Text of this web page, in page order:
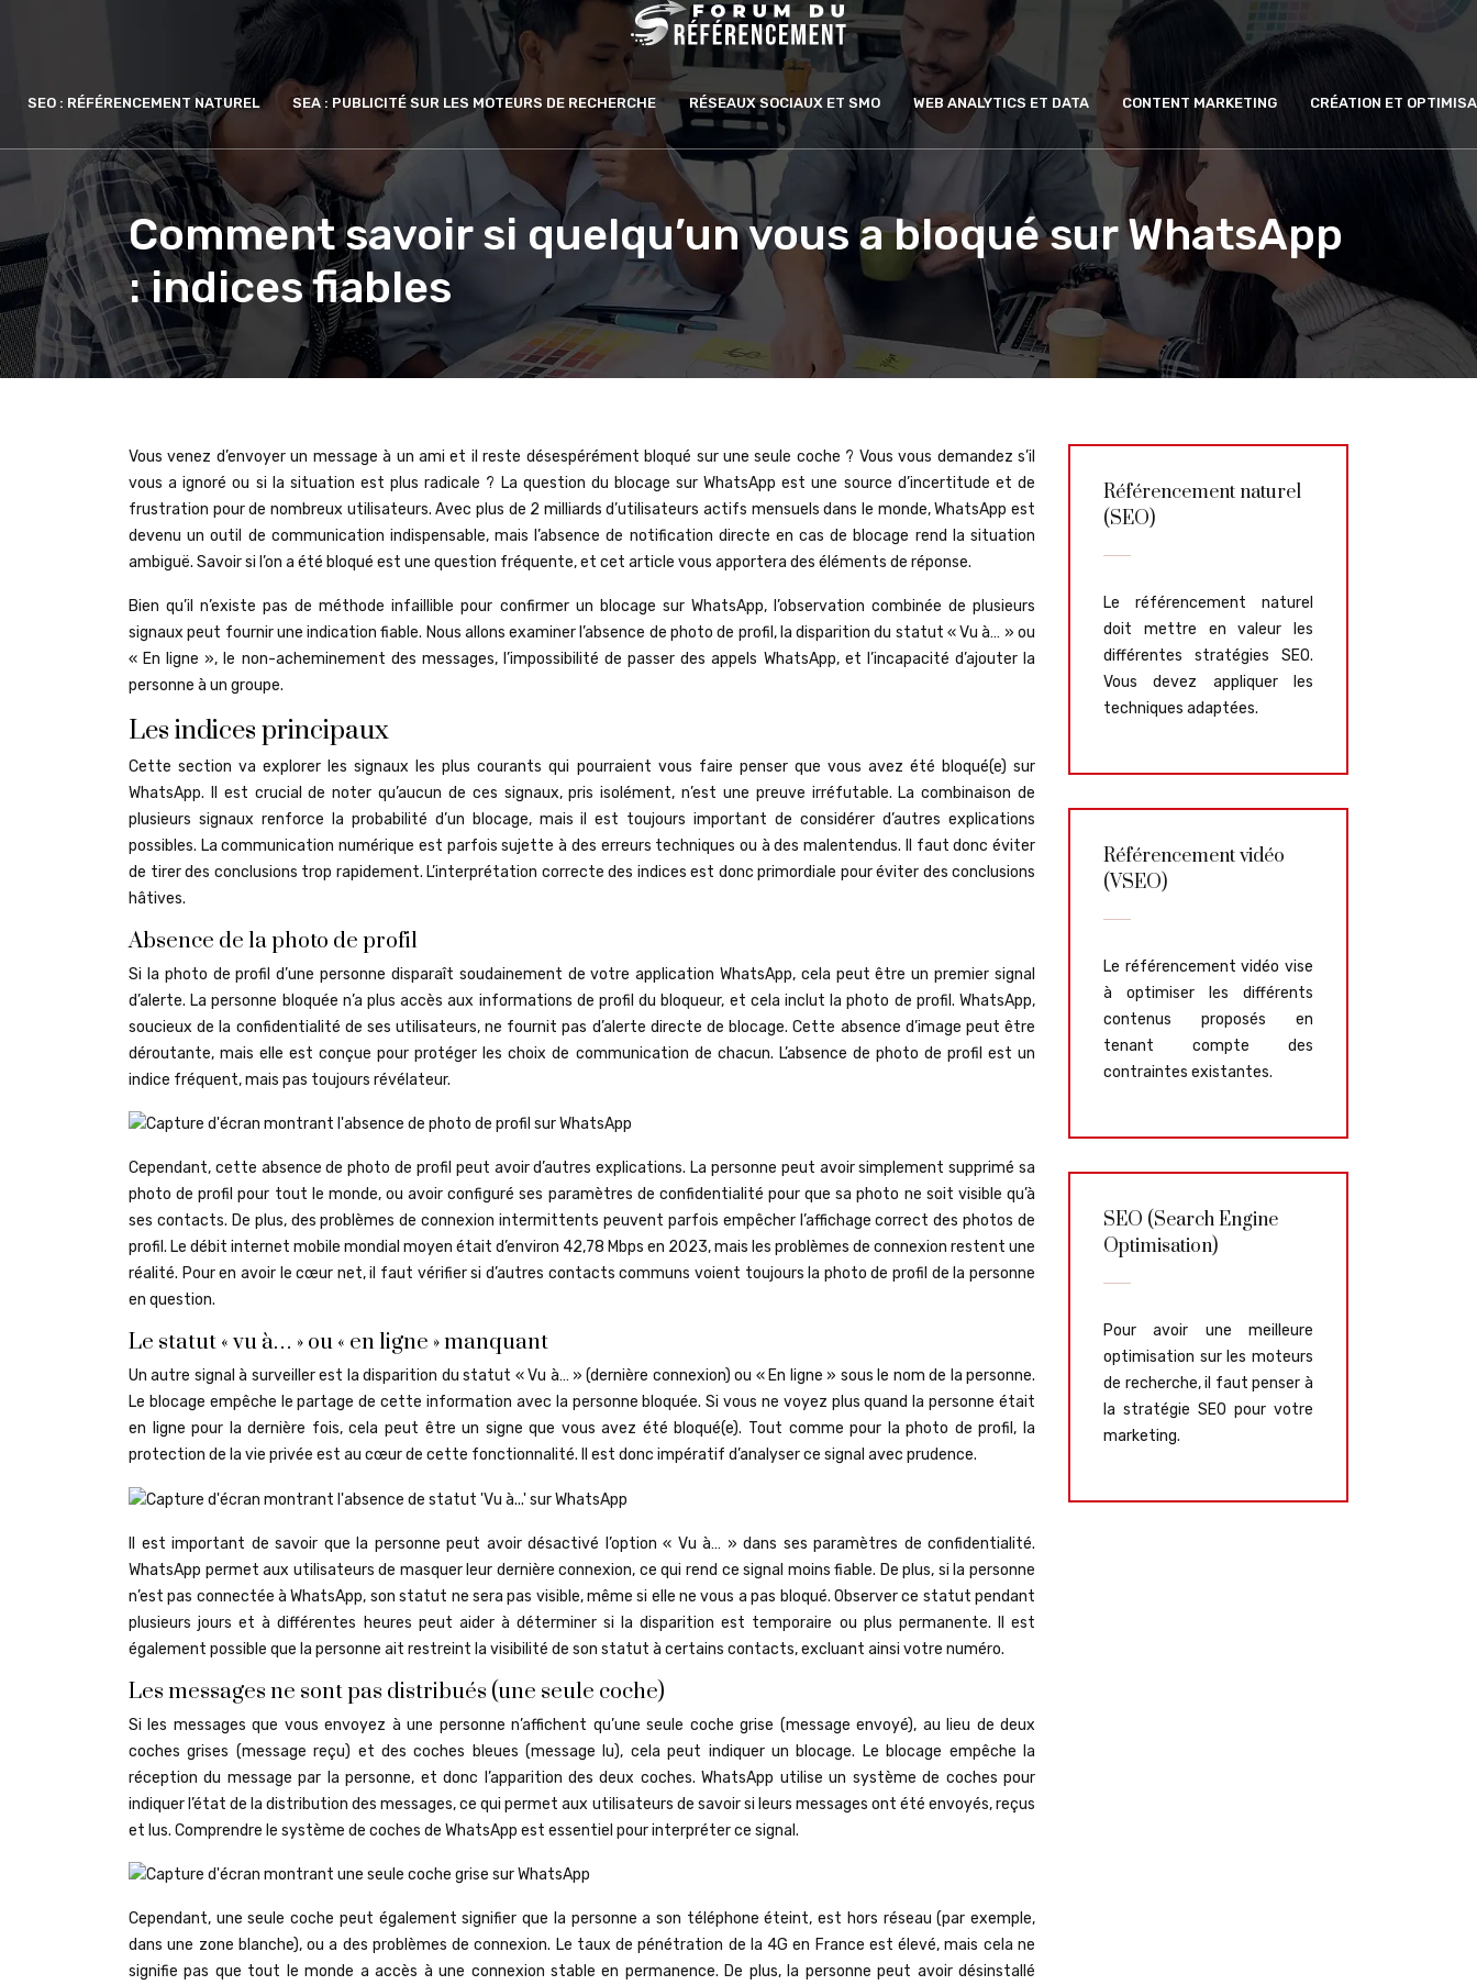
SEO : RÉFÉRENCEMENT NATUREL SEA : PUBLICITÉ SUR LES MOTEURS DE RECHERCHE RÉSEAUX SOCIAUX ET SMO WEB ANALYTICS ET DATA CONTENT MARKETING CRÉATION ET
Comment savoir si quelqu’un vous a bloqué sur WhatsApp
: indices fiables
Vous venez d’envoyer un message à un ami et il reste désespérément bloqué sur une seule coche ? Vous vous demandez s’il
vous a ignoré ou si la situation est plus radicale ? La question du blocage sur WhatsApp est une source d’incertitude et de
frustration pour de nombreux utilisateurs. Avec plus de 2 milliards d’utilisateurs actifs mensuels dans le monde, WhatsApp est
devenu un outil de communication indispensable, mais l’absence de notification directe en cas de blocage rend la situation
ambiguë. Savoir si l’on a été bloqué est une question fréquente, et cet article vous apportera des éléments de réponse.
Bien qu’il n’existe pas de méthode infaillible pour confirmer un blocage sur WhatsApp, l’observation combinée de plusieurs
signaux peut fournir une indication fiable. Nous allons examiner l’absence de photo de profil, la disparition du statut « Vu à… » ou
« En ligne », le non-acheminement des messages, l’impossibilité de passer des appels WhatsApp, et l’incapacité d’ajouter la
personne à un groupe.
Les indices principaux
Cette section va explorer les signaux les plus courants qui pourraient vous faire penser que vous avez été bloqué(e) sur
WhatsApp. Il est crucial de noter qu’aucun de ces signaux, pris isolément, n’est une preuve irréfutable. La combinaison de
plusieurs signaux renforce la probabilité d’un blocage, mais il est toujours important de considérer d’autres explications
possibles. La communication numérique est parfois sujette à des erreurs techniques ou à des malentendus. Il faut donc éviter
de tirer des conclusions trop rapidement. L’interprétation correcte des indices est donc primordiale pour éviter des conclusions
hâtives.
Absence de la photo de profil
Si la photo de profil d’une personne disparaît soudainement de votre application WhatsApp, cela peut être un premier signal
d’alerte. La personne bloquée n’a plus accès aux informations de profil du bloqueur, et cela inclut la photo de profil. WhatsApp,
soucieux de la confidentialité de ses utilisateurs, ne fournit pas d’alerte directe de blocage. Cette absence d’image peut être
déroutante, mais elle est conçue pour protéger les choix de communication de chacun. L’absence de photo de profil est un
indice fréquent, mais pas toujours révélateur.
Cependant, cette absence de photo de profil peut avoir d’autres explications. La personne peut avoir simplement supprimé sa
photo de profil pour tout le monde, ou avoir configuré ses paramètres de confidentialité pour que sa photo ne soit visible qu’à
ses contacts. De plus, des problèmes de connexion intermittents peuvent parfois empêcher l’affichage correct des photos de
profil. Le débit internet mobile mondial moyen était d’environ 42,78 Mbps en 2023, mais les problèmes de connexion restent une
réalité. Pour en avoir le cœur net, il faut vérifier si d’autres contacts communs voient toujours la photo de profil de la personne
en question.
Le statut « vu à… » ou « en ligne » manquant
Un autre signal à surveiller est la disparition du statut « Vu à… » (dernière connexion) ou « En ligne » sous le nom de la personne.
Le blocage empêche le partage de cette information avec la personne bloquée. Si vous ne voyez plus quand la personne était
en ligne pour la dernière fois, cela peut être un signe que vous avez été bloqué(e). Tout comme pour la photo de profil, la
protection de la vie privée est au cœur de cette fonctionnalité. Il est donc impératif d’analyser ce signal avec prudence.
Il est important de savoir que la personne peut avoir désactivé l’option « Vu à… » dans ses paramètres de confidentialité.
WhatsApp permet aux utilisateurs de masquer leur dernière connexion, ce qui rend ce signal moins fiable. De plus, si la personne
n’est pas connectée à WhatsApp, son statut ne sera pas visible, même si elle ne vous a pas bloqué. Observer ce statut pendant
plusieurs jours et à différentes heures peut aider à déterminer si la disparition est temporaire ou plus permanente. Il est
également possible que la personne ait restreint la visibilité de son statut à certains contacts, excluant ainsi votre numéro.
Les messages ne sont pas distribués (une seule coche)
Si les messages que vous envoyez à une personne n’affichent qu’une seule coche grise (message envoyé), au lieu de deux
coches grises (message reçu) et des coches bleues (message lu), cela peut indiquer un blocage. Le blocage empêche la
réception du message par la personne, et donc l’apparition des deux coches. WhatsApp utilise un système de coches pour
indiquer l’état de la distribution des messages, ce qui permet aux utilisateurs de savoir si leurs messages ont été envoyés, reçus
et lus. Comprendre le système de coches de WhatsApp est essentiel pour interpréter ce signal.
Cependant, une seule coche peut également signifier que la personne a son téléphone éteint, est hors réseau (par exemple,
dans une zone blanche), ou a des problèmes de connexion. Le taux de pénétration de la 4G en France est élevé, mais cela ne
signifie pas que tout le monde a accès à une connexion stable en permanence. De plus, la personne peut avoir désinstallé
Référencement naturel
(SEO)
Le référencement naturel
doit mettre en valeur les
différentes stratégies SEO.
Vous devez appliquer les
techniques adaptées.
Référencement vidéo
(VSEO)
Le référencement vidéo vise
à optimiser les différents
contenus proposés en
tenant compte des
contraintes existantes.
SEO (Search Engine
Optimisation)
Pour avoir une meilleure
optimisation sur les moteurs
de recherche, il faut penser à
la stratégie SEO pour votre
marketing.